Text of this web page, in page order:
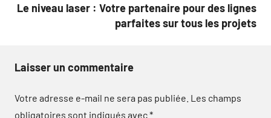
Le niveau laser : Votre partenaire pour des lignes
parfaites sur tous les projets
Laisser un commentaire
Votre adresse e-mail ne sera pas publiée. Les champs
obligatoires sont indiqués avec*